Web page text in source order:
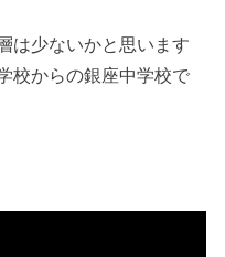
は少ないかと思います
校からの銀座中学校で